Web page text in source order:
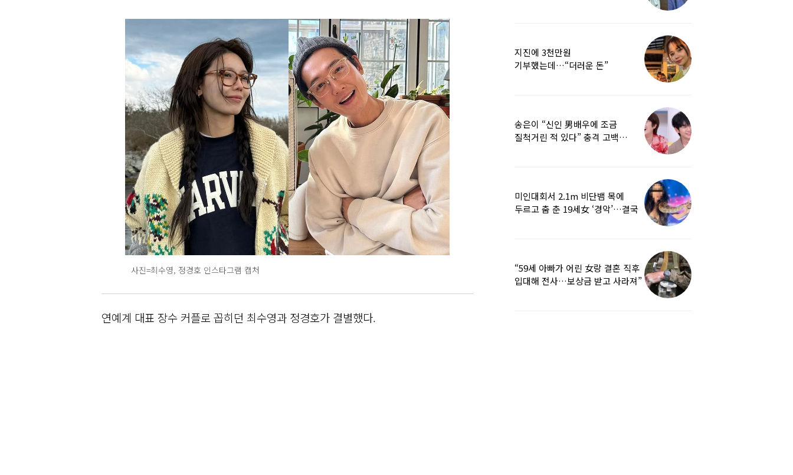
사진=최수영, 정경호 인스타그램 캡처
연예계 대표 장수 커플로 꼽히던 최수영과 정경호가 결별했다.
지진에 3천만원
기부했는데…“더러운 돈”
송은이 “신인 男배우에 조금
질척거린 적 있다” 충격 고백…
미인대회서 2.1m 비단뱀 목에
두르고 춤 춘 19세女 ‘경악’…결국
“59세 아빠가 어린 女랑 결혼 직후
입대해 전사…보상금 받고 사라져”